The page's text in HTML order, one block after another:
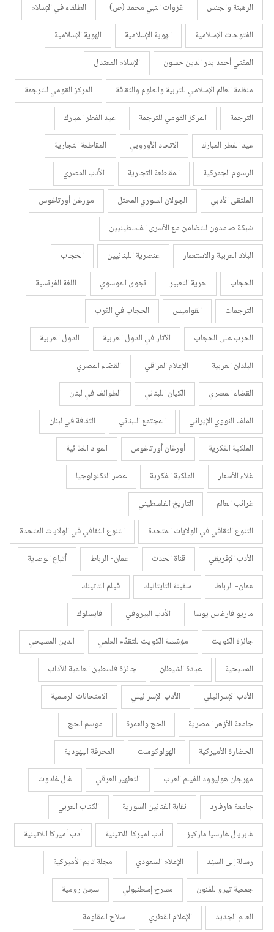
الرهبنة والجنس
غزوات النبي محمد (ص)
الطلقاء في الإسلام
الفتوحات الإسلامية
الهوية الإسلامية
الهوية الإسلامية
المفتي أحمد بدر الدين حسون
الإسلام المعتدل
منظمة العالم الإسلامي للتربية والعلوم والثقافة
المركز القومي للترجمة
الترجمة
المركز القومي للترجمة
عيد الفطر المبارك
عيد الفطر المبارك
الاتحاد الأوروبي
المقاطعة التجارية
الرسوم الجمركية
المقاطعة التجارية
الأدب المصري
الملتقى الأدبي
الجولان السوري المحتل
مورغن أورتاغوس
شبكة صامدون للتضامن مع الأسرى الفلسطينيين
البلاد العربية والاستعمار
عنصرية اللبنانيين
الحجاب
الحجاب
حرية التعبير نجوى الموسوي
اللغة الفرنسية
الترجمات
القواميس
الحجاب في الغرب
الحرب على الحجاب
الآثار في الدول العربية
الدول العربية
البلدان العربية
الإعلام العراقي
القضاء المصري
القضاء المصري
الكيان اللبناني
الطوائف في لبنان
الملف النووي الإيراني
المجتمع اللبناني
الثقافة في لبنان
الملكية الفكرية
أورغان أورتاغوس
المواد الغذائية
غلاء الأسعار
الملكية الفكرية
عصر التكنولوجيا
غرائب العالم
التاريخ الفلسطيني
التنوع الثقافي في الولايات المتحدة
التنوع الثقافي في الولايات المتحدة
الأدب الإفريقي
قناة الحدث عمان- الرباط
أتباع الوصاية
عمان- الرباط
سفينة التايتانيك
فيلم التاتينك
ماريو فارغاس يوسا
الأدب البيروفي
فايسلوك
جائزة الكويت
مؤسّسة الكويت للتقدّم العلمي
الدين المسيحي
المسيحية
عبادة الشيطان
جائزة فلسطين العالمية للآداب
الأدب الإسرائيلي
الأدب الإسرائيلي
الامتحانات الرسمية
جامعة الأزهر المصرية
الحج والعمرة
موسم الحج
الحضارة الأميركية
الهولوكوست
المحرقة اليهودية
مهرجان هوليوود للفيلم العرب
التطهير العرقي
غال غادوت
جامعة هارفارد
نقابة الفنانين السورية
الكتاب العربي
غابريال غارسيا ماركيز
أدب اميركا اللاتينية
أدب أميركا اللاتينية
رسالة إلى السيّد
الإعلام السعودي
مجلة تايم الأميركية
جمعية تيرو للفنون
مسرح إسطنبولي
سجن رومية
العالم الجديد
الإعلام القطري
سلاح المقاومة